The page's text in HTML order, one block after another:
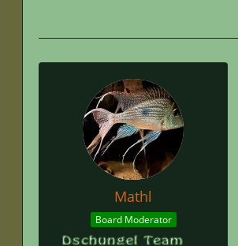
Mathl
Board Moderator